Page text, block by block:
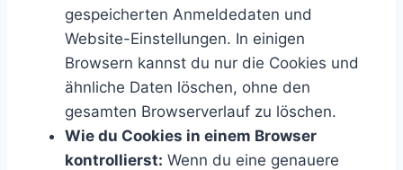
gespeicherten Anmeldedaten und
Website-Einstellungen. In einigen
Browsern kannst du nur die Cookies und
ähnliche Daten löschen, ohne den
gesamten Browserverlauf zu löschen.
Wie du Cookies in einem Browser
kontrollierst: Wenn du eine genauere